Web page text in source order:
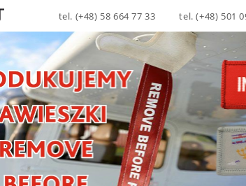
tel. (+48) 58 664 77 33 tel. (+48) 501